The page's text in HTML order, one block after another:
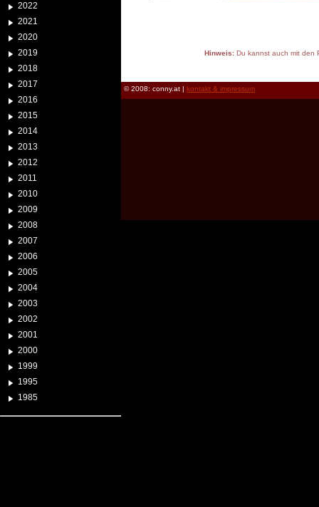
2022
2021
2020
2019
2018
2017
2016
2015
2014
2013
2012
2011
2010
2009
2008
2007
2006
2005
2004
2003
2002
2001
2000
1999
1995
1985
Hinweis:Du kannst auch mit den
© 2008: conny.at | kontakt & impressum